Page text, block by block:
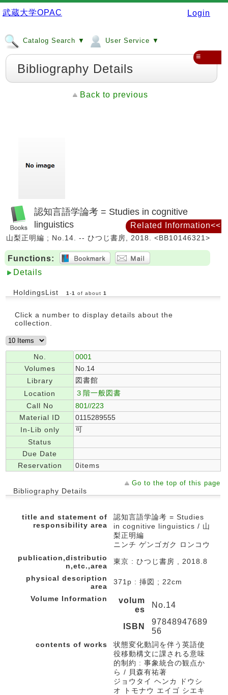
武蔵大学OPAC Login
Catalog Search ▼ User Service ▼
≡
Bibliography Details
Back to previous
認知言語学論考 = Studies in cognitive
linguistics
山梨正明編 ; No.14. -- ひつじ書房, 2018. <BB10146321>
Functions:
Details
HoldingsList 1 -1 of about 1
Click a number to display details about the
collection.
No.
0001
Volumes
No.14
Library
図書館
Location
３階一般図書
Call No
801//223
Material ID
0115289555
In-Lib only
可
Status
Due Date
Reservation
0items
Go to the top of this page
Bibliography Details
title and statement of
responsibility area
認知言語学論考 = Studies
in cognitive linguistics / 山
梨正明編
ニンチ ゲンゴガク ロンコウ
publication,distributio
n,etc.,area
東京 : ひつじ書房 , 2018.8
physical description
area
371p : 挿図 ; 22cm
Volume Information
volum
es
No.14
ISBN
97848947689
56
contents of works
状態変化動詞を伴う英語使
役移動構文に課される意味
的制約 : 事象統合の観点か
ら / 貝森有祐著
ジョウタイ ヘンカ ドウシ
オ トモナウ エイゴ シエキ
Related Information<<